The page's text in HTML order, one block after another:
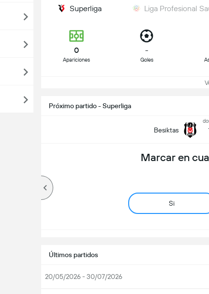
Superliga Liga Profesional
0
Apariciones
-
Goles
Próximo partido - Superliga
Besiktas
Marcar en
Si
Últimos partidos
20/05/2026 - 30/07/2026